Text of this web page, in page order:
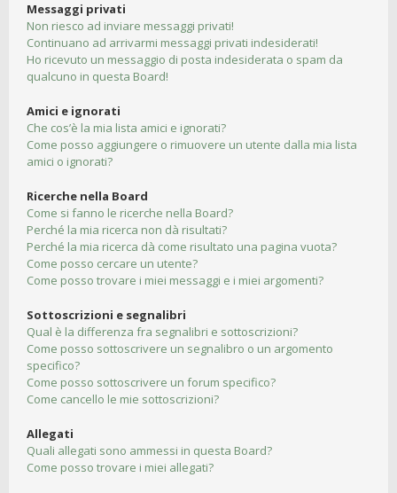
Messaggi privati
Non riesco ad inviare messaggi privati!
Continuano ad arrivarmi messaggi privati indesiderati!
Ho ricevuto un messaggio di posta indesiderata o spam da
qualcuno in questa Board!
Amici e ignorati
Che cos’è la mia lista amici e ignorati?
Come posso aggiungere o rimuovere un utente dalla mia lista
amici o ignorati?
Ricerche nella Board
Come si fanno le ricerche nella Board?
Perché la mia ricerca non dà risultati?
Perché la mia ricerca dà come risultato una pagina vuota?
Come posso cercare un utente?
Come posso trovare i miei messaggi e i miei argomenti?
Sottoscrizioni e segnalibri
Qual è la differenza fra segnalibri e sottoscrizioni?
Come posso sottoscrivere un segnalibro o un argomento
specifico?
Come posso sottoscrivere un forum specifico?
Come cancello le mie sottoscrizioni?
Allegati
Quali allegati sono ammessi in questa Board?
Come posso trovare i miei allegati?